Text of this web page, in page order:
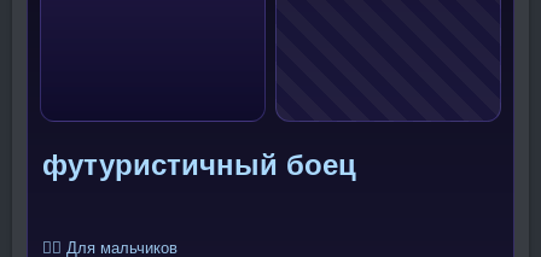
футуристичный боец
🧍‍♂️ Для мальчиков